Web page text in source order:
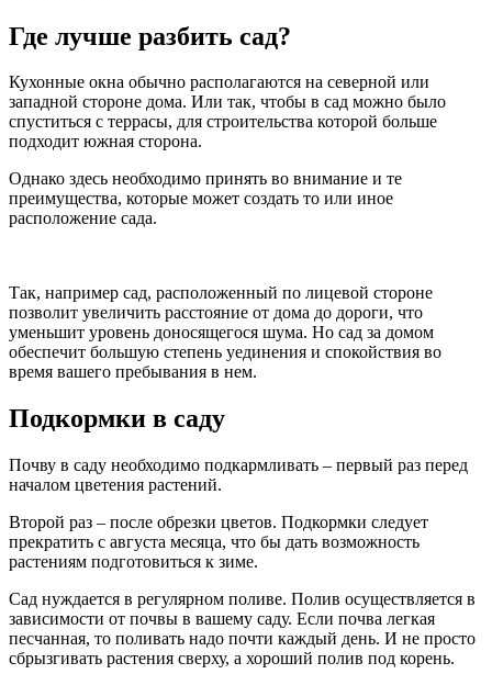
Где лучше разбить сад?
Кухонные окна обычно располагаются на северной или
западной стороне дома. Или так, чтобы в сад можно было
спуститься с террасы, для строительства которой больше
подходит южная сторона.
Однако здесь необходимо принять во внимание и те
преимущества, которые может создать то или иное
расположение сада.
Так, например сад, расположенный по лицевой стороне
позволит увеличить расстояние от дома до дороги, что
уменьшит уровень доносящегося шума. Но сад за домом
обеспечит большую степень уединения и спокойствия во
время вашего пребывания в нем.
Подкормки в саду
Почву в саду необходимо подкармливать – первый раз перед
началом цветения растений.
Второй раз – после обрезки цветов. Подкормки следует
прекратить с августа месяца, что бы дать возможность
растениям подготовиться к зиме.
Сад нуждается в регулярном поливе. Полив осуществляется в
зависимости от почвы в вашему саду. Если почва легкая
песчанная, то поливать надо почти каждый день. И не просто
сбрызгивать растения сверху, а хороший полив под корень.